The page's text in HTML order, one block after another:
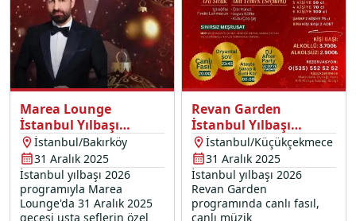
Marea Lounge
İstanbul Yılbaşı
Programı 2026
İstanbul/Bakırköy
31 Aralık 2025
İstanbul yılbaşı 2026
programıyla Marea
Lounge'da 31 Aralık 2025
gecesi usta şeflerin özel
Revan Garden
İstanbul Yılbaşı
Programı 2026
İstanbul/Küçükçekmece
31 Aralık 2025
İstanbul yılbaşı 2026
Revan Garden
programında canlı fasıl,
canlı müzik